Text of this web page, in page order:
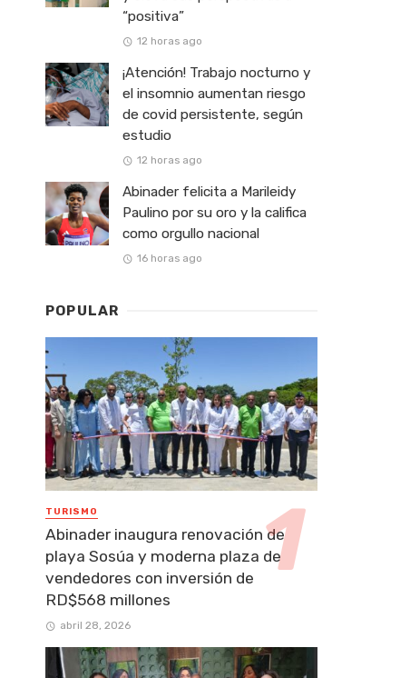
“positiva”
12 horas ago
¡Atención! Trabajo nocturno y
el insomnio aumentan riesgo
de covid persistente, según
estudio
12 horas ago
Abinader felicita a Marileidy
Paulino por su oro y la califica
como orgullo nacional
16 horas ago
POPULAR
TURISMO
Abinader inaugura renovación de
playa Sosúa y moderna plaza de
vendedores con inversión de
RD$568 millones
abril 28, 2026